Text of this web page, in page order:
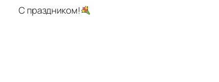
С праздником!